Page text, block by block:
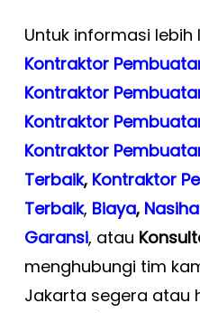
Untuk informasi
Kontraktor
Kontraktor
Kontraktor
Kontraktor
Terbaik, Kontraktor
Terbaik, Biaya,
Garansi, atau
menghubungi tim
Jakarta segera atau